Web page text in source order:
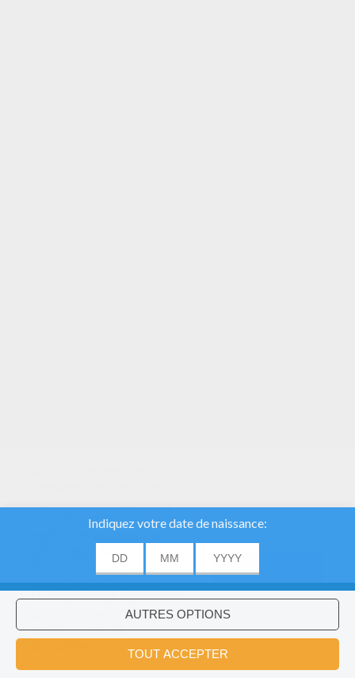
notre trafic et donner à
nos utilisateurs la
meilleure expérience
utilisateur. Nous
fournissons également
des informations sur
l'utilisation de notre site
à nos partenaires
publicitaires et
Voulez-vous installer l'application
Hellokids?
OK
×